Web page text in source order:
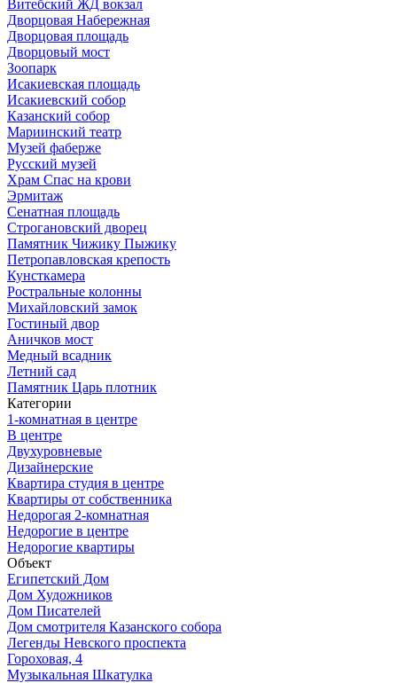
Витебский ЖД вокзал
Дворцовая Набережная
Дворцовая площадь
Дворцовый мост
Зоопарк
Исакиевская площадь
Исакиевский собор
Казанский собор
Мариинский театр
Музей фаберже
Русский музей
Храм Спас на крови
Эрмитаж
Сенатная площадь
Строгановский дворец
Памятник Чижику Пыжику
Петропавловская крепость
Кунсткамера
Ростральные колонны
Михайловский замок
Гостиный двор
Аничков мост
Медный всадник
Летний сад
Памятник Царь плотник
Категории
1-комнатная в центре
В центре
Двухуровневые
Дизайнерские
Квартира студия в центре
Квартиры от собственника
Недорогая 2-комнатная
Недорогие в центре
Недорогие квартиры
Объект
Египетский Дом
Дом Художников
Дом Писателей
Дом смотрителя Казанского собора
Легенды Невского проспекта
Гороховая, 4
Музыкальная Шкатулка